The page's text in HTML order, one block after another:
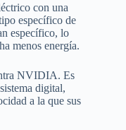
con una
específico de
específico, lo
menos energía.
NVIDIA. Es
digital,
a la que sus